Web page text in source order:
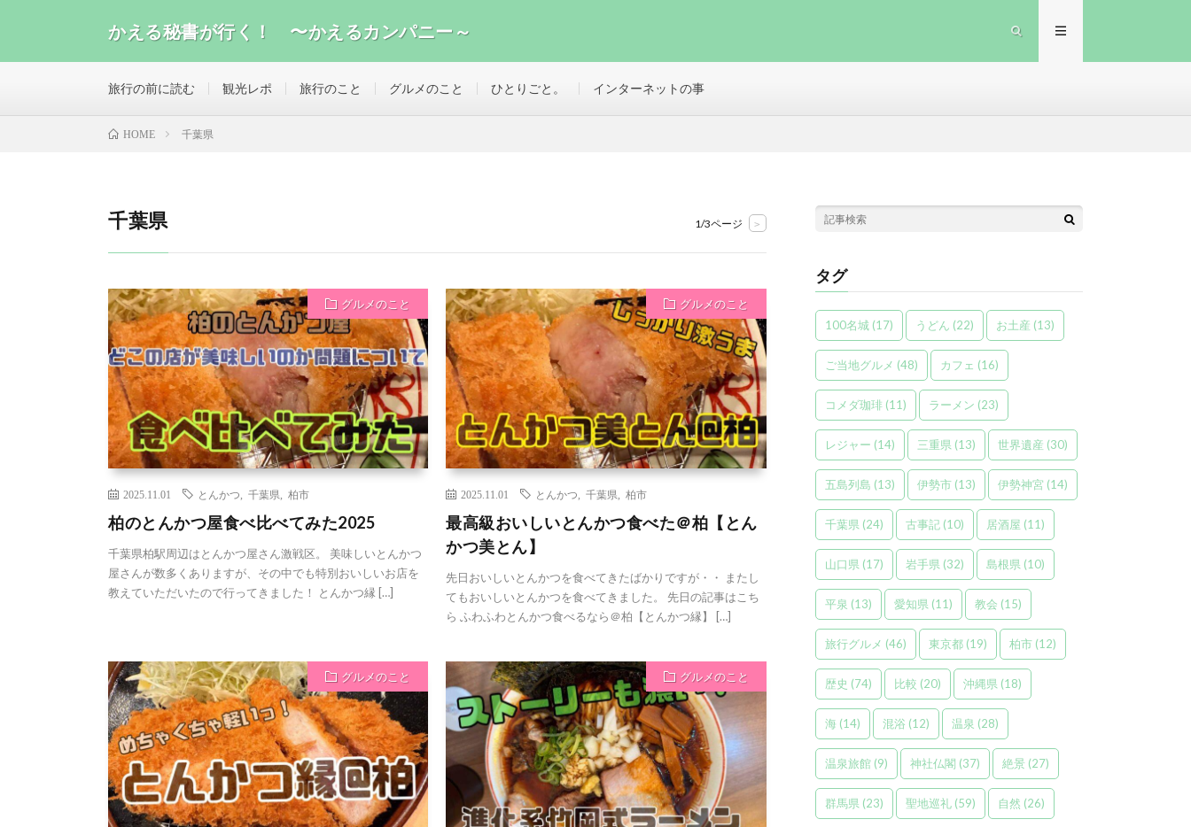
かえる秘書が行く！ 〜かえるカンパニー～
旅行の前に読む 観光レポ 旅行のこと グルメのこと ひとりごと。 インターネットの事
HOME 千葉県
千葉県 1/3ページ >
グルメのこと
2025.11.01 とんかつ 千葉県 柏市
柏のとんかつ屋食べ比べてみた2025
千葉県柏駅周辺はとんかつ屋さん激戦区。 美味しいとんかつ
屋さんが数多くありますが、その中でも特別おいしいお店を
教えていただいたので行ってきました！ とんかつ縁 […]
グルメのこと
2025.11.01 とんかつ ,千葉県 ,柏市
最高級おいしいとんかつ食べた＠柏【とん
かつ美とん】
先日おいしいとんかつを食べてきたばかりですが・・ またし
てもおいしいとんかつを食べてきました。 先日の記事はこち
ら ふわふわとんかつ食べるなら＠柏【とんかつ縁】 […]
グルメのこと グルメのこと
タグ
100名城(17) うどん (22) お土産 (13)
ご当地グルメ (48) カフェ (16)
コメダ珈琲(11) ラーメン (23)
レジャー (14) 三重県 (13) 世界遺産 (30)
五島列島 (13) 伊勢市(13) 伊勢神宮 (14)
千葉県 (24) 古事記(10) 居酒屋 (11)
山口県 (17) 岩手県 (32) 島根県 (10)
平泉 (13) 愛知県 (11) 教会 (15)
旅行グルメ (46) 東京都(19) 柏市(12)
歴史 (74) 比較 (20) 沖縄県 (18)
海 (14) 混浴 (12) 温泉 (28)
温泉旅館(9) 神社仏閣 (37) 絶景(27)
群馬県 (23) 聖地巡礼(59) 自然 (26)